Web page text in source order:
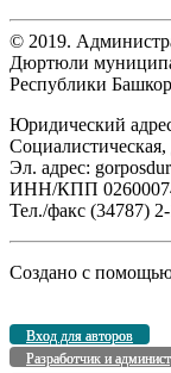
© 2019.
Дюртюли
Республики
Юридический
Социалистическая,
Эл. адрес:
ИНН/КПП
Тел./факс (34787) 2-
Создано с
Вход для авторов
Разработчик и